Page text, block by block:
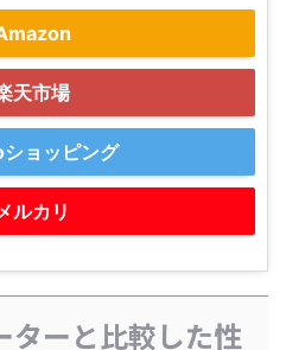
天市場
ョッピング
ルカリ
ーと比較した性